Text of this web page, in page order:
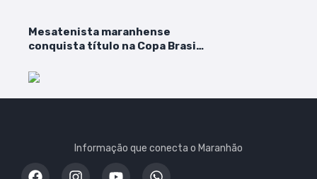
Mesatenista maranhense
conquista título na Copa Brasil
Teresina
Informação que conecta o Maranhão